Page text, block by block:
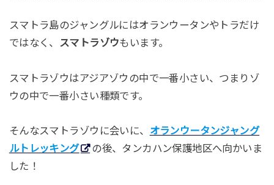
スマトラ島のジャングルにはオランウータンやトラだけ
ではなく、
スマトラゾウもいます。
スマトラゾウはアジアゾウの中で一番小さい、つまりゾ
ウの中で一番小さい種類です。
そんなスマトラゾウに会いに、 オランウータンジャング
ルトレッキング
の後、タンカハン保護地区へ向かいま
した！